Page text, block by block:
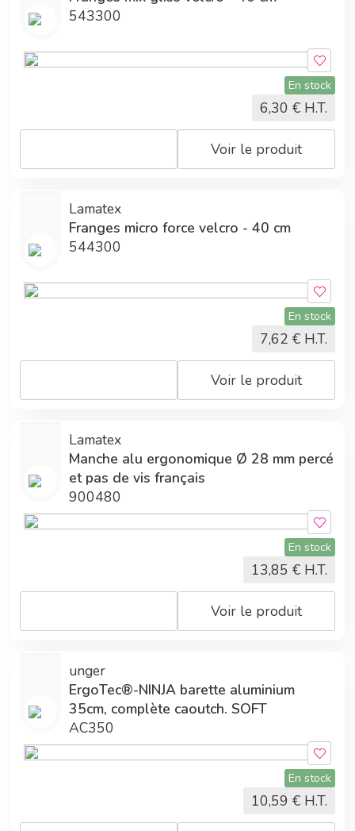
543300
En stock
6,30 € H.T.
Voir le produit
Lamatex
Franges micro force velcro - 40 cm
544300
En stock
7,62 € H.T.
Voir le produit
Lamatex
Manche alu ergonomique Ø 28 mm percé
et pas de vis français
900480
En stock
13,85 € H.T.
Voir le produit
unger
ErgoTec®-NINJA barette aluminium
35cm, complète caoutch. SOFT
AC350
En stock
10,59 € H.T.